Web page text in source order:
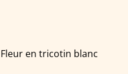
Fleur en tricotin blanc